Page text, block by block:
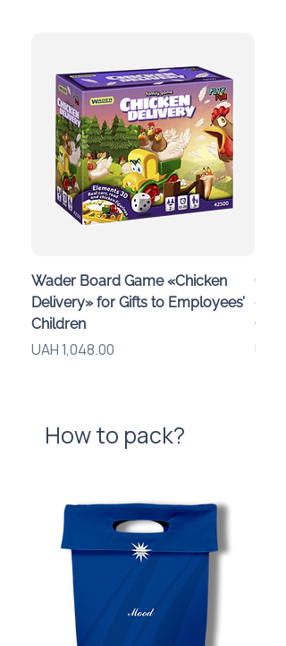
Wader Board Game «Chicken
Delivery» for Gifts to Employees’
Children
Price
UAH 1,048.00
«A
Price
UAH
How to pack?